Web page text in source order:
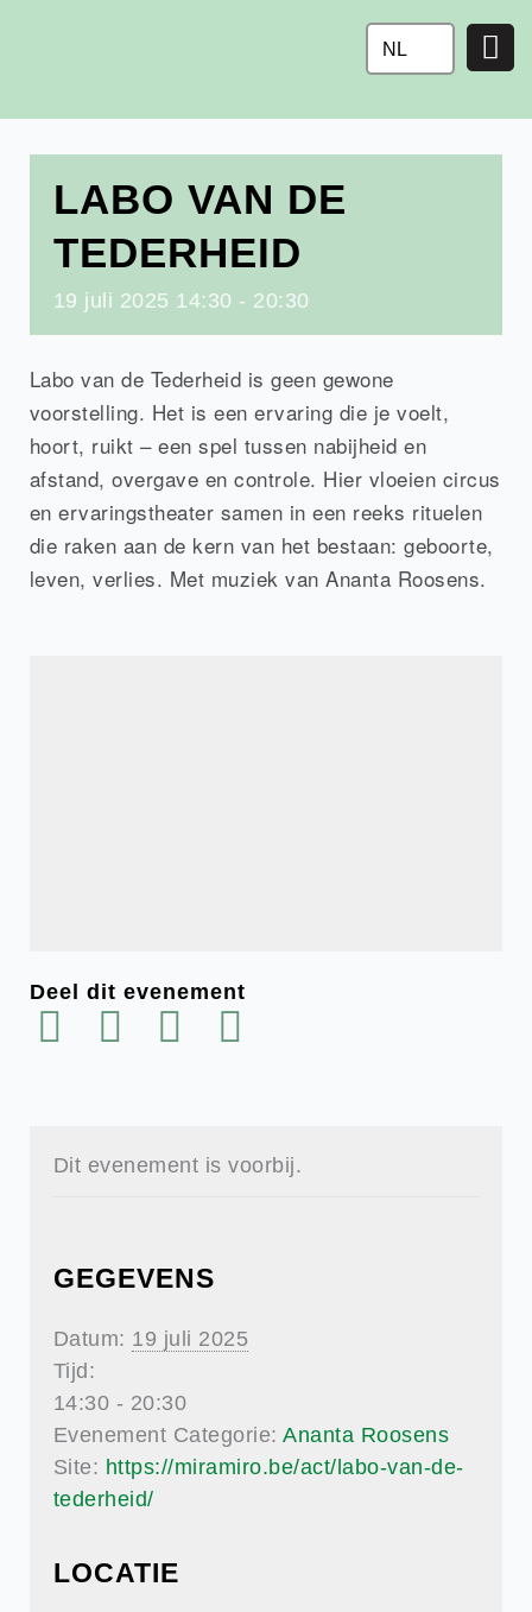
NL
LABO VAN DE
TEDERHEID
19 juli 2025 14:30 - 20:30
Labo van de Tederheid is geen gewone
voorstelling. Het is een ervaring die je voelt,
hoort, ruikt – een spel tussen nabijheid en
afstand, overgave en controle. Hier vloeien circus
en ervaringstheater samen in een reeks rituelen
die raken aan de kern van het bestaan: geboorte,
leven, verlies. Met muziek van Ananta Roosens.
Deel dit evenement
Dit evenement is voorbij.
GEGEVENS
Datum: 19 juli 2025
Tijd:
14:30 - 20:30
Evenement Categorie: Ananta Roosens
Site: https://miramiro.be/act/labo-van-de-
tederheid/
LOCATIE